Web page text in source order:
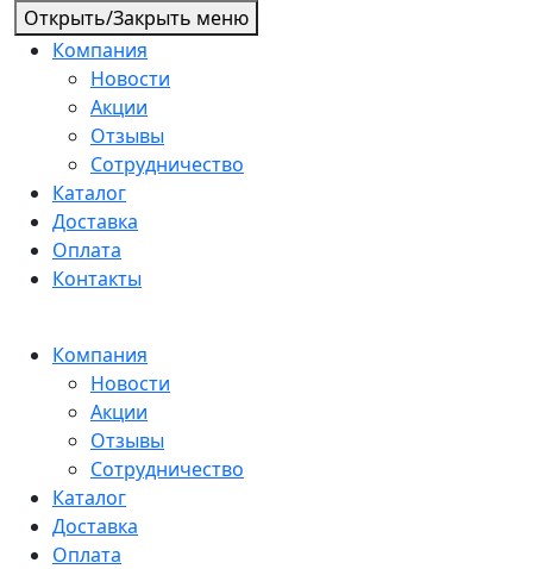
Открыть/Закрыть меню
Компания
Новости
Акции
Отзывы
Сотрудничество
Каталог
Доставка
Оплата
Контакты
Компания
Новости
Акции
Отзывы
Сотрудничество
Каталог
Доставка
Оплата